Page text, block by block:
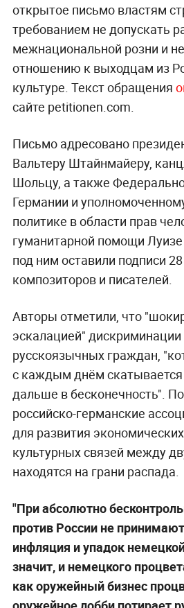
открытое письмо властям
требованием не допускать
межнациональной розни и
отношению к выходцам из
культуре. Текст обращения
сайте petitionen.com.
Письмо адресовано
Вальтеру Штайнмайеру,
Шольцу, а также
Германии и
политике в области прав
гуманитарной помощи
под ним оставили подписи
композиторов и писателей.
Авторы отметили, что
эскалацией"
русскоязычных граждан,
с каждым днём скатывается
дальше в бесконечность".
российско-германские
для развития
культурных связей между
находятся на грани распада.
"При абсолютно
против России не
инфляция и упадок
значит, и немецкого
как оружейный бизнес